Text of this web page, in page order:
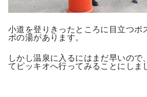
小道を登りきったところに目立つポ
ボの湯があります。
しかし温泉に入るにはまだ早いので
てピッキオへ行ってみることにしま